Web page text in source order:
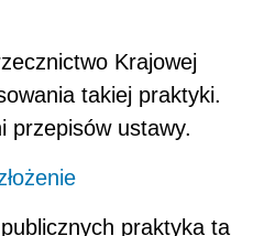
Krajowej
takiej praktyki.
przepisów ustawy.
praktyka ta